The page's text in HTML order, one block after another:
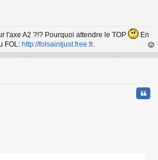
l'axe A2 ?!? Pourquoi attendre le TOP
En
FOL: http://folsaintjust.free.fr
au